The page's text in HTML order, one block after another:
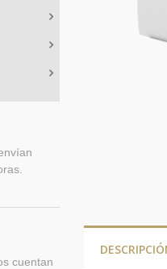
cuentan